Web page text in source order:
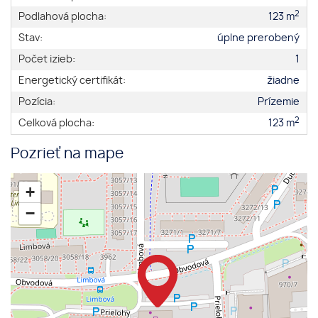
Podlahová plocha:
123 m2
Stav:
úplne prerobený
Počet izieb:
1
Energetický certifikát:
žiadne
Pozícia:
Prízemie
Celková plocha:
123 m2
Pozrieť na mape
+
−